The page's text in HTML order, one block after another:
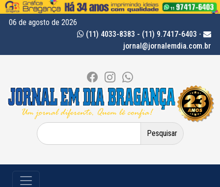
06 de agosto de 2026
(11) 4033-8383 - (11) 9.7417-6403 -
jornal@jornalemdia.com.br
Pesquisar
por: